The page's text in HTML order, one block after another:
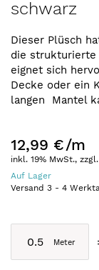
der
springen
schwarz
Dieser Plüsch
die strukturierte
eignet sich
Decke oder ein
langen Mantel
12,99 €/m
inkl. 19% MwSt., zzgl.
Auf Lager
Versand 3 - 4